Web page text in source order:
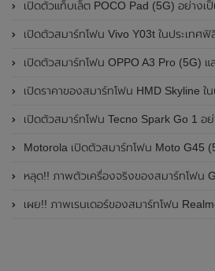
เปิดตัวแท็บเล็ต POCO Pad (5G) อย่างเป็นทางการแล้วในประเทศอินเดีย มาพร้อมชิปเซ็ต
เปิดตัวสมาร์ทโฟน Vivo Y03t ในประเทศฟิลิปปินส์อย่างเป็นทางการแล้ว มาพร้อมชิปเซ็ต Unisoc T612 , กล้องหลัง คว
เปิดตัวสมาร์ทโฟน OPPO A3 Pro (5G) และ OPPO A3x ในประเทศไทยอย่าง
เปิดราคาของสมาร์ทโฟน HMD Skyline ในประเทศไทยอย่า
เปิดตัวสมาร์ทโฟน Tecno Spark Go 1 อย่างเป็นทางการแล้ว มาพร้อมหน้าจอแสดงผล
Motorola เปิดตัวสมาร์ทโฟน Moto G45 (5G) อ
หลุด!! ภาพตัวเครื่องจริงของสมาร์ทโฟน Google Pixel 9a โชว์ดีไซน์ใ
เผย!! ภาพเรนเดอร์ของสมาร์ทโฟน Realme GT7 Pro โชว์ให้เห็นดีไซน์ใ